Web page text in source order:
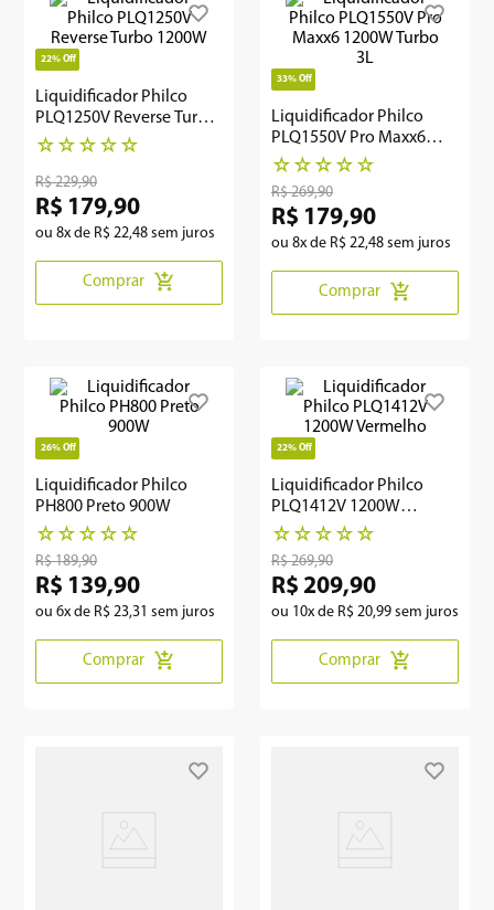
22% Off
Liquidificador Philco
PLQ1250V Reverse Turbo
1200W
☆ ☆ ☆ ☆ ☆
R$ 229,90
R$ 179,90
ou 8x de R$ 22,48 sem juros
Comprar
33% Off
Liquidificador Philco
PLQ1550V Pro Maxx6
1200W Turbo 3L
☆ ☆ ☆ ☆ ☆
R$ 269,90
R$ 179,90
ou 8x de R$ 22,48 sem juros
Comprar
26% Off
Liquidificador Philco
PH800 Preto 900W
☆ ☆ ☆ ☆ ☆
R$ 189,90
R$ 139,90
ou 6x de R$ 23,31 sem juros
Comprar
22% Off
Liquidificador Philco
PLQ1412V 1200W
Vermelho
☆ ☆ ☆ ☆ ☆
R$ 269,90
R$ 209,90
ou 10x de R$ 20,99 sem juros
Comprar
microondas
embutir
multiprocessador